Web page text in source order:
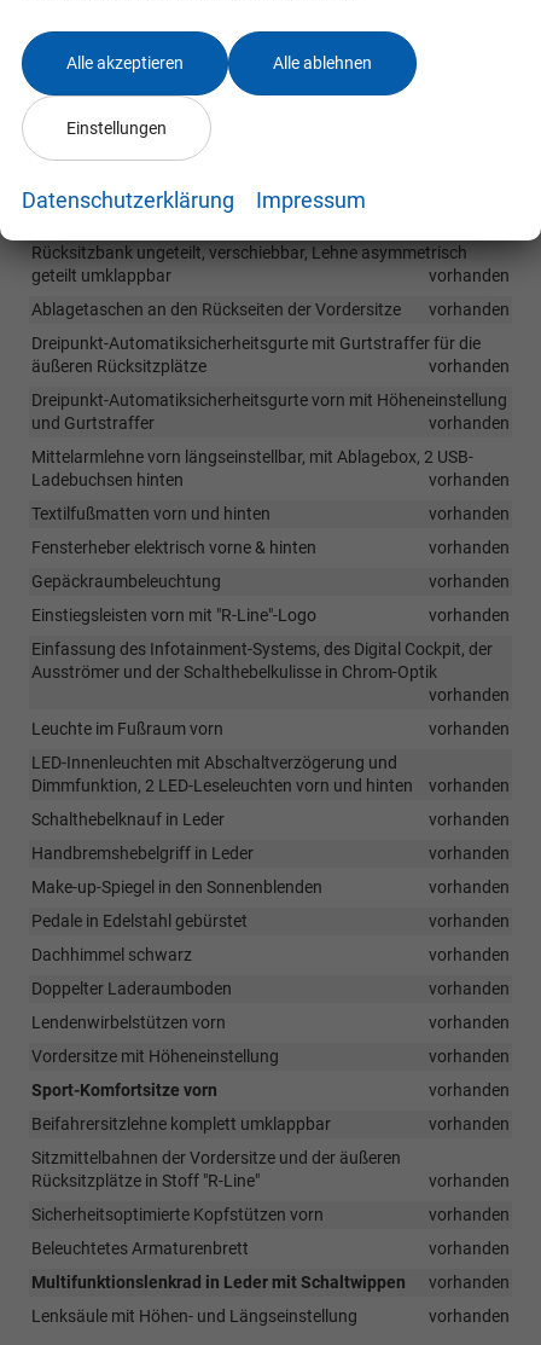
Licht- und Sichtpaket
Innenspiegel automatisch abblendend,
Regensensor
Rücksitzbank ungeteilt, verschiebbar, Lehne asymmetrisch
geteilt umklappbar
vorhanden
Ablagetaschen an den Rückseiten der Vordersitze
vorhanden
Dreipunkt-Automatiksicherheitsgurte mit Gurtstraffer für die
äußeren Rücksitzplätze
vorhanden
Dreipunkt-Automatiksicherheitsgurte vorn mit Höheneinstellung
und Gurtstraffer
vorhanden
Mittelarmlehne vorn längseinstellbar, mit Ablagebox, 2 USB-
Ladebuchsen hinten
vorhanden
Textilfußmatten vorn und hinten
vorhanden
Fensterheber elektrisch vorne & hinten
vorhanden
Gepäckraumbeleuchtung
vorhanden
Einstiegsleisten vorn mit "R-Line"-Logo
vorhanden
Einfassung des Infotainment-Systems, des Digital Cockpit, der
Ausströmer und der Schalthebelkulisse in Chrom-Optik
vorhanden
Leuchte im Fußraum vorn
vorhanden
LED-Innenleuchten mit Abschaltverzögerung und
Dimmfunktion, 2 LED-Leseleuchten vorn und hinten
vorhanden
Schalthebelknauf in Leder
vorhanden
Handbremshebelgriff in Leder
vorhanden
Make-up-Spiegel in den Sonnenblenden
vorhanden
Pedale in Edelstahl gebürstet
vorhanden
Dachhimmel schwarz
vorhanden
Doppelter Laderaumboden
vorhanden
Lendenwirbelstützen vorn
vorhanden
Vordersitze mit Höheneinstellung
vorhanden
Sport-Komfortsitze vorn
vorhanden
Beifahrersitzlehne komplett umklappbar
vorhanden
Sitzmittelbahnen der Vordersitze und der äußeren
Rücksitzplätze in Stoff "R-Line"
vorhanden
Sicherheitsoptimierte Kopfstützen vorn
vorhanden
Beleuchtetes Armaturenbrett
vorhanden
Multifunktionslenkrad in Leder mit Schaltwippen
vorhanden
Lenksäule mit Höhen- und Längseinstellung
vorhanden
Alle akzeptieren Alle ablehnen
Einstellungen
Datenschutzerklärung Impressum